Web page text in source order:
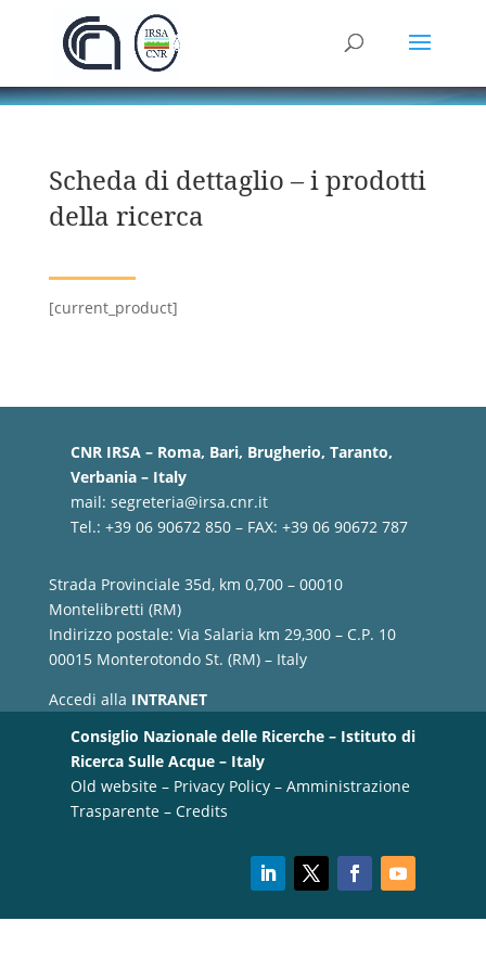
Scheda di dettaglio – i prodotti
della ricerca
[current_product]
CNR IRSA – Roma, Bari, Brugherio, Taranto,
Verbania – Italy
mail: segreteria@irsa.cnr.it
Tel.: +39 06 90672 850 – FAX: +39 06 90672 787
Strada Provinciale 35d, km 0,700 – 00010
Montelibretti (RM)
Indirizzo postale: Via Salaria km 29,300 – C.P. 10
00015 Monterotondo St. (RM) – Italy
Accedi alla INTRANET
Consiglio Nazionale delle Ricerche – Istituto di
Ricerca Sulle Acque – Italy
Old website– Privacy Policy– Amministrazione
Trasparente– Credits